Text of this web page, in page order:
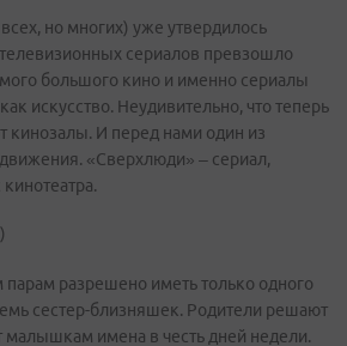
но многих) уже утвердилось
сериалов превзошло
большого кино и именно сериалы
искусство. Неудивительно, что теперь
кинозалы. И перед нами один из
«Сверхлюди» – сериал,
разрешено иметь только одного
сестер-близняшек. Родители решают
малышкам имена в честь дней недели.